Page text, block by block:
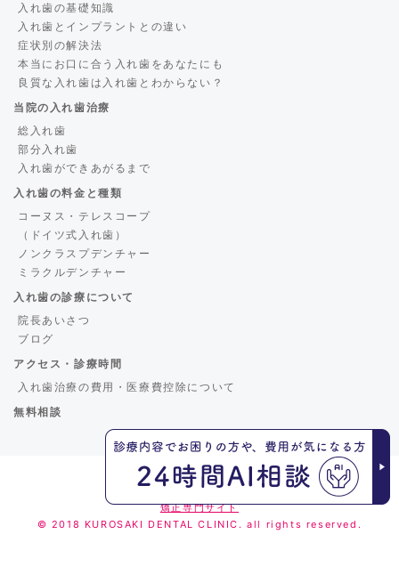
入れ歯の基礎知識
入れ歯とインプラントとの違い
症状別の解決法
本当にお口に合う入れ歯をあなたにも
良質な入れ歯は入れ歯とわからない？
当院の入れ歯治療
総入れ歯
部分入れ歯
入れ歯ができあがるまで
入れ歯の料金と種類
コーヌス・テレスコープ
（ドイツ式入れ歯）
ノンクラスプデンチャー
ミラクルデンチャー
入れ歯の診療について
院長あいさつ
ブログ
アクセス・診療時間
入れ歯治療の費用・医療費控除について
無料相談
くろさき歯科
矯正専門サイト
© 2018 KUROSAKI DENTAL CLINIC. all rights reserved.